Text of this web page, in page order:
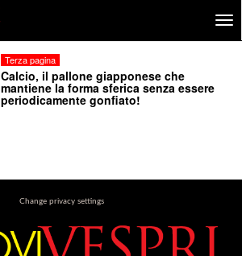
Terza pagina
Calcio, il pallone giapponese che
mantiene la forma sferica senza essere
periodicamente gonfiato!
Change privacy settings